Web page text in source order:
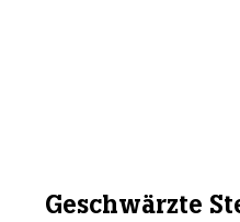
Geschwärzte